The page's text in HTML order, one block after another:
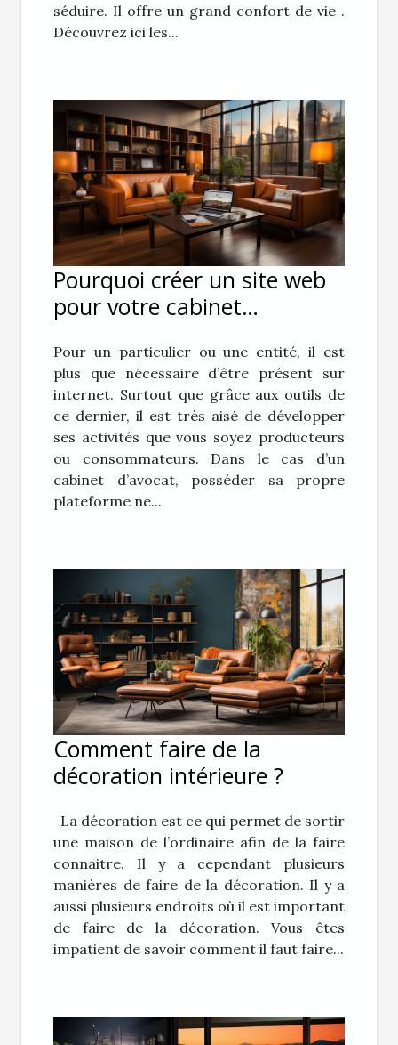
séduire. Il offre un grand confort de vie .
Découvrez ici les...
Pourquoi créer un site web
pour votre cabinet
Pour un particulier ou une entité, il est
plus que nécessaire d’être présent sur
internet. Surtout que grâce aux outils de
ce dernier, il est très aisé de développer
ses activités que vous soyez producteurs
ou consommateurs. Dans le cas d’un
cabinet d’avocat, posséder sa propre
plateforme ne...
Comment faire de la
décoration intérieure ?
La décoration est ce qui permet de sortir
une maison de l’ordinaire afin de la faire
connaitre. Il y a cependant plusieurs
manières de faire de la décoration. Il y a
aussi plusieurs endroits où il est important
de faire de la décoration. Vous êtes
impatient de savoir comment il faut faire...